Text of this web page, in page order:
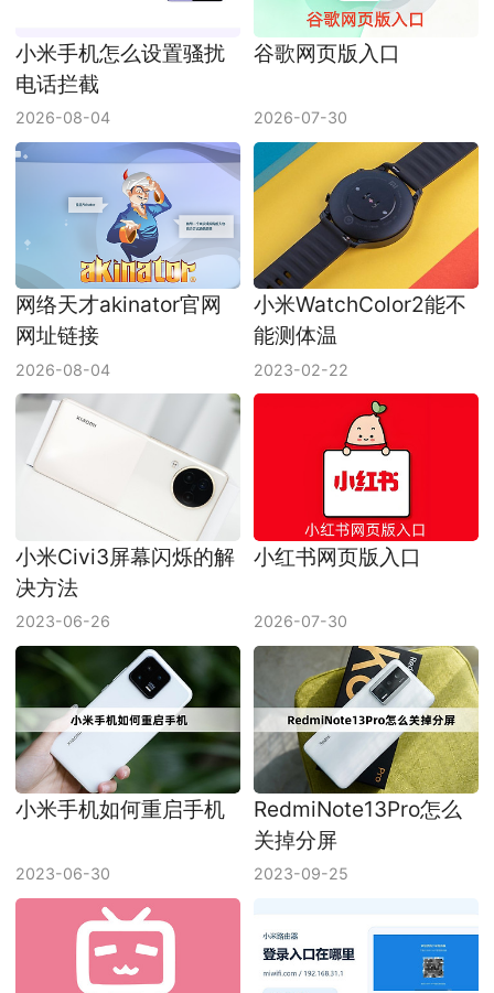
小米手机怎么设置骚扰
电话拦截
2026-08-04
谷歌网页版入口
2026-07-30
网络天才akinator官网
网址链接
2026-08-04
小米WatchColor2能不
能测体温
2023-02-22
小米Civi3屏幕闪烁的解
决方法
2023-06-26
小红书网页版入口
2026-07-30
小米手机如何重启手机
2023-06-30
RedmiNote13Pro怎么
关掉分屏
2023-09-25